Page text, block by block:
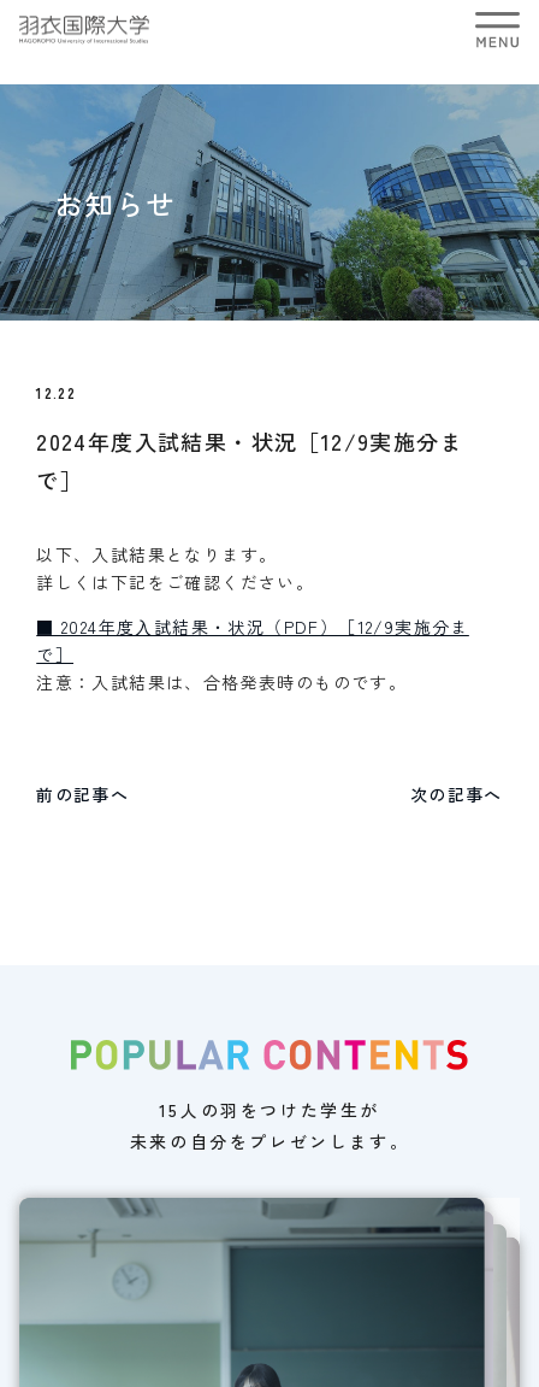
お知らせ
12.22
2024年度入試結果・状況［12/9実施分ま
で］
以下、入試結果となります。
詳しくは下記をご確認ください。
■ 2024年度⼊試結果・状況（PDF）［12/9実施分ま
で］
注意：入試結果は、合格発表時のものです。
前の記事へ 次の記事へ
15人の羽をつけた学生が
未来の自分をプレゼンします。